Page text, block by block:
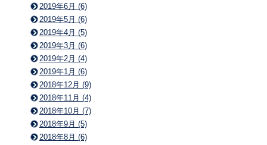
2019年6月 (6)
2019年5月 (6)
2019年4月 (5)
2019年3月 (6)
2019年2月 (4)
2019年1月 (6)
2018年12月 (9)
2018年11月 (4)
2018年10月 (7)
2018年9月 (5)
2018年8月 (6)